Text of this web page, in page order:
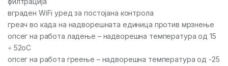
вграден WiFi уред за постојана контрола
греач во када на надворешната единица против мрзнење
опсег на работа ладење – надворешна температура од 15
÷ 52oC
опсег на работа греење – надворешна температура од -25